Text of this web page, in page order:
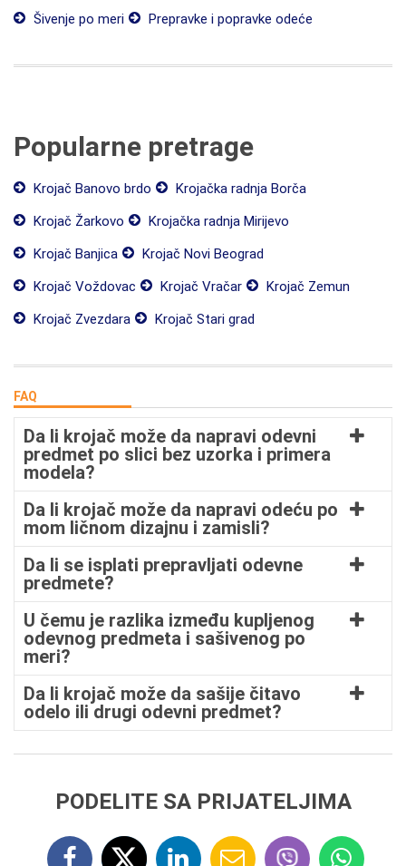
Šivenje po meri Prepravke i popravke odeće
Popularne pretrage
Krojač Banovo brdo
Krojačka radnja Borča
Krojač Žarkovo
Krojačka radnja Mirijevo
Krojač Banjica
Krojač Novi Beograd
Krojač Voždovac
Krojač Vračar
Krojač Zemun
Krojač Zvezdara
Krojač Stari grad
FAQ
Da li krojač može da napravi odevni
predmet po slici bez uzorka i primera
modela?
Da li krojač može da napravi odeću po
mom ličnom dizajnu i zamisli?
Da li se isplati prepravljati odevne
predmete?
U čemu je razlika između kupljenog
odevnog predmeta i sašivenog po
meri?
Da li krojač može da sašije čitavo
odelo ili drugi odevni predmet?
PODELITE SA PRIJATELJIMA